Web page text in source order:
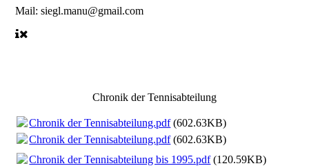
Mail:siegl.manu@gmail.com
Chronik der Tennisabteilung
Chronik der Tennisabteilung.pdf(602.63KB)
Chronik der Tennisabteilung.pdf(602.63KB)
Chronik der Tennisabteilung bis 1995.pdf(120.59KB)